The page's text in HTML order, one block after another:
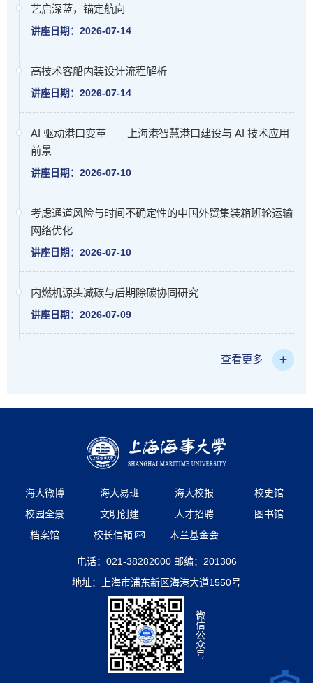
艺启深蓝，锚定航向
讲座日期：2026-07-14
高技术客船内装设计流程解析
讲座日期：2026-07-14
AI 驱动港口变革——上海港智慧港口建设与 AI 技术应用
前景
讲座日期：2026-07-10
考虑通道风险与时间不确定性的中国外贸集装箱班轮运输
网络优化
讲座日期：2026-07-10
内燃机源头减碳与后期除碳协同研究
讲座日期：2026-07-09
查看更多
海大微博 海大易班 海大校报
校史馆
校园全景
文明创建 人才招聘
图书馆
档案馆
校长信箱 木兰基金会
电话：021-38282000 邮编：201306
地址：上海市浦东新区海港大道1550号
微
信
公
众
号